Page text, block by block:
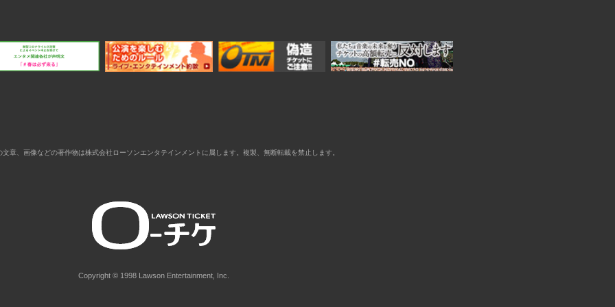
文章、画像などの著作物は株式会社ローソンエンタテインメントに属します。複製、無断転載を禁止します。
Copyright © 1998 Lawson Entertainment, Inc.